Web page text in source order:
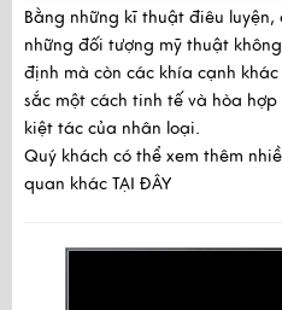
Bằng những kĩ thuật điêu
những đối tượng mỹ thuật
định mà còn các khía cạnh
sắc một cách tinh tế và hòa
kiệt tác của nhân loại.
Quý khách có thể xem thêm
quan khác TẠI ĐÂY